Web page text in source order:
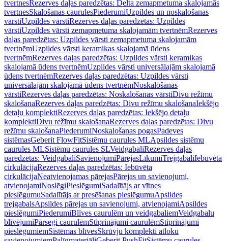
tvertnesRezerves daļas paredzētas: Delta zemapmetuma skalojamās
tvertnesSkalošanas caurulesPiederumiUzpildes un noskalošanas
vārstiUzpildes vārstiRezerves daļas paredzētas: Uzpildes
vārstiUzpildes vārsti zemapmetuma skalojamām tvertnēmRezerves
daļas paredzētas: Uzpildes vārsti zemapmetuma skalojamām
tvertnēmUzpildes vārsti keramikas skalojamā ūdens
tvertnēmRezerves daļas paredzētas: Uzpildes vārsti keramikas
skalojamā ūdens tvertnēmUzpildes vārsti universālajām skalojamā
ūdens tvertnēmRezerves daļas paredzētas: Uzpildes vārsti
universālajām skalojamā ūdens tvertnēmNoskalošanas
vārstiRezerves daļas paredzētas: Noskalošanas vārstiDivu režīmu
skalošanaRezerves daļas paredzētas: Divu režīmu skalošanaIekšējo
detaļu komplektiRezerves daļas paredzētas: Iekšējo detaļu
komplektiDivu režīmu skalošanaRezerves daļas paredzētas: Divu
režīmu skalošanaPiederumiNoskalošanas pogasPadeves
sistēmasGeberit FlowFitSistēmu caurules MLApsildes sistēmu
caurules MLSistēmu caurules SLVeidgabaliRezerves daļas
paredzētas: VeidgabaliSavienojumiPārejasLīkumiTrejgabaliIebūvēta
cirkulācijaRezerves daļas paredzētas: Iebūvēta
cirkulācijaNeatvienojamas pārejasPārejas un savienojumi,
atvienojamiNoslēgiPieslēgumiSadalītājs ar vītnes
pieslēgumuSadalītājs ar presēšanas pieslēgumuApsildes
trejgabalsApsildes pārejas un savienojumi, atvienojamiApsildes
pieslēgumiPiederumiBlīves caurulēm un veidgabaliemVeidgabalu
blīvējumiPārsegi caurulēmStiprinājumi caurulēmStiprinājumi
pieslēgumiemSistēmas blīvesSkrūvju komplekti atloku